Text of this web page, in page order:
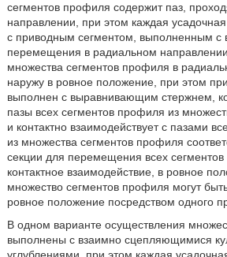
сегментов профиля содержит паз,
направлении, при этом каждая
с приводным сегментом, выполненным с
перемещения в радиальном
множества сегментов профиля в
наружу в ровное положение, при этом
выполнен с выравнивающим стержнем,
пазы всех сегментов профиля из
и контактно взаимодействует с пазами
из множества сегментов профиля
секции для перемещения всех
контактное взаимодействие, в ровное
множество сегментов профиля могут
ровное положение посредством одного
В одном варианте осуществления
выполнены с взаимно сцепляющимися